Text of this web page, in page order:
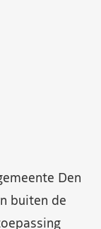
Den
buiten de